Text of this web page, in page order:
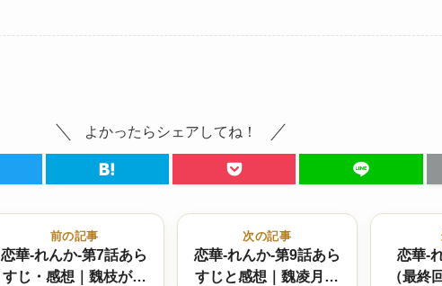
よかったらシェアしてね！
前の記事
恋華-れんか-第7話あら
すじ・感想｜魏枝が殉
次の記事
恋華-れんか-第9話あら
すじと感想｜魏凌月が
恋華-
（最終